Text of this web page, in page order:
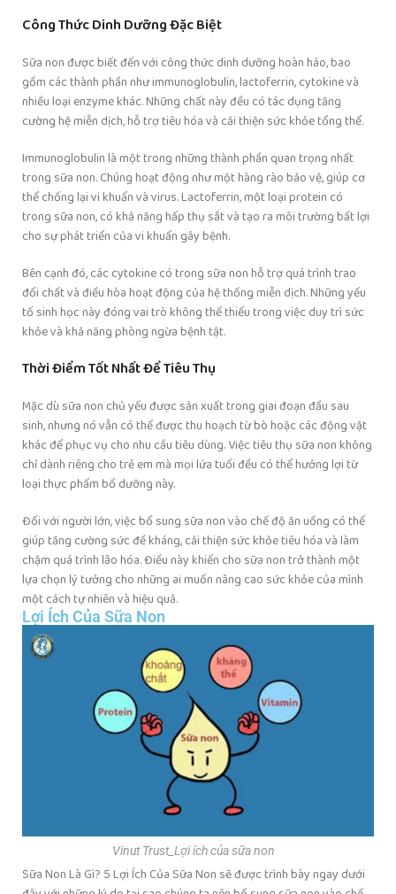
Công Thức Dinh Dưỡng Đặc Biệt
Sữa non được biết đến với công thức dinh dưỡng hoàn hảo, bao
gồm các thành phần như immunoglobulin, lactoferrin, cytokine và
nhiều loại enzyme khác. Những chất này đều có tác dụng tăng
cường hệ miễn dịch, hỗ trợ tiêu hóa và cải thiện sức khỏe tổng thể.
Immunoglobulin là một trong những thành phần quan trọng nhất
trong sữa non. Chúng hoạt động như một hàng rào bảo vệ, giúp cơ
thể chống lại vi khuẩn và virus. Lactoferrin, một loại protein có
trong sữa non, có khả năng hấp thụ sắt và tạo ra môi trường bất lợi
cho sự phát triển của vi khuẩn gây bệnh.
Bên cạnh đó, các cytokine có trong sữa non hỗ trợ quá trình trao
đổi chất và điều hòa hoạt động của hệ thống miễn dịch. Những yếu
tố sinh học này đóng vai trò không thể thiếu trong việc duy trì sức
khỏe và khả năng phòng ngừa bệnh tật.
Thời Điểm Tốt Nhất Để Tiêu Thụ
Mặc dù sữa non chủ yếu được sản xuất trong giai đoạn đầu sau
sinh, nhưng nó vẫn có thể được thu hoạch từ bò hoặc các động vật
khác để phục vụ cho nhu cầu tiêu dùng. Việc tiêu thụ sữa non không
chỉ dành riêng cho trẻ em mà mọi lứa tuổi đều có thể hưởng lợi từ
loại thực phẩm bổ dưỡng này.
Đối với người lớn, việc bổ sung sữa non vào chế độ ăn uống có thể
giúp tăng cường sức đề kháng, cải thiện sức khỏe tiêu hóa và làm
chậm quá trình lão hóa. Điều này khiến cho sữa non trở thành một
lựa chọn lý tưởng cho những ai muốn nâng cao sức khỏe của mình
một cách tự nhiên và hiệu quả.
Lợi Ích Của Sữa Non
Vinut Trust_Lợi ích của sữa non
Sữa Non Là Gì? 5 Lợi Ích Của Sữa Non sẽ được trình bày ngay dưới